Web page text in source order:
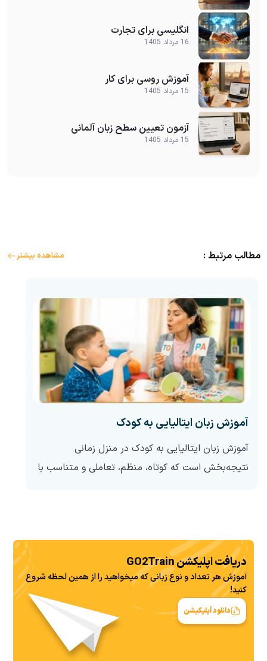
انگلیسی برای تجارت
16 مرداد 1405
آموزش روسی برای کار
15 مرداد 1405
آزمون تعیین سطح زبان آلمانی
15 مرداد 1405
مطالب مرتبط : مشاهده بیشتر
آموزش زبان ایتالیایی به کودک
آموزش زبان ایتالیایی به کودک در منزل زمانی
نتیجه‌بخش است که کوتاه، منظم، تعاملی و متناسب با
دریافت اپلیکشن GO2Train
آموزش هر تعداد و نوع زبانی که میخواهید را از همین لحظه شروع
کنید!
دانلود اَپلیکیشن